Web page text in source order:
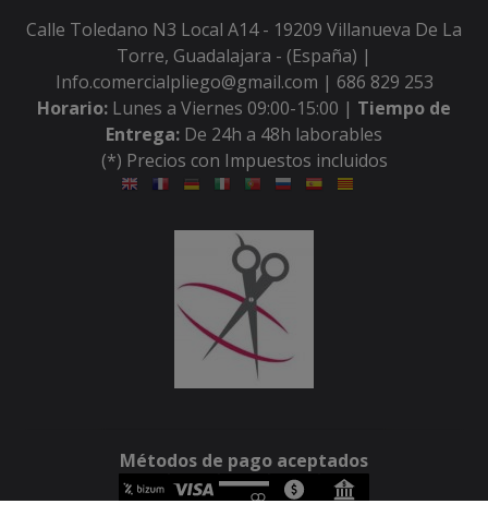
Calle Toledano N3 Local A14 - 19209 Villanueva De La
Torre, Guadalajara - (España) |
Info.comercialpliego@gmail.com | 686 829 253
Horario: Lunes a Viernes 09:00-15:00 | Tiempo de
Entrega: De 24h a 48h laborables
(*) Precios con Impuestos incluidos
Métodos de pago aceptados